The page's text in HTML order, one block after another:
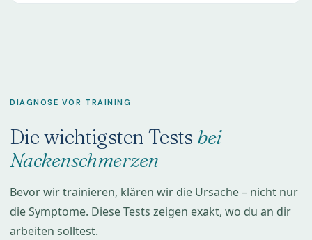
DIAGNOSE VOR TRAINING
Die wichtigsten Tests bei
Nackenschmerzen
Bevor wir trainieren, klären wir die Ursache – nicht nur
die Symptome. Diese Tests zeigen exakt, wo du an dir
arbeiten solltest.